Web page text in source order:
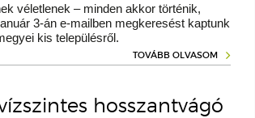
véletlenek – minden akkor történik,
3-án e-mailben megkeresést kaptunk
kis településről.
TOVÁBB OLVASOM
hosszantvágó